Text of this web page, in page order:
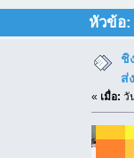
หัวข้อ:
ชิ
ส่
« เมื่อ: วั